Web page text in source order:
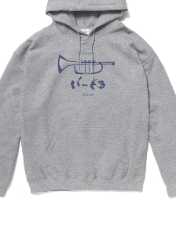
パーカー2025
¥4,500
SOLD OUT